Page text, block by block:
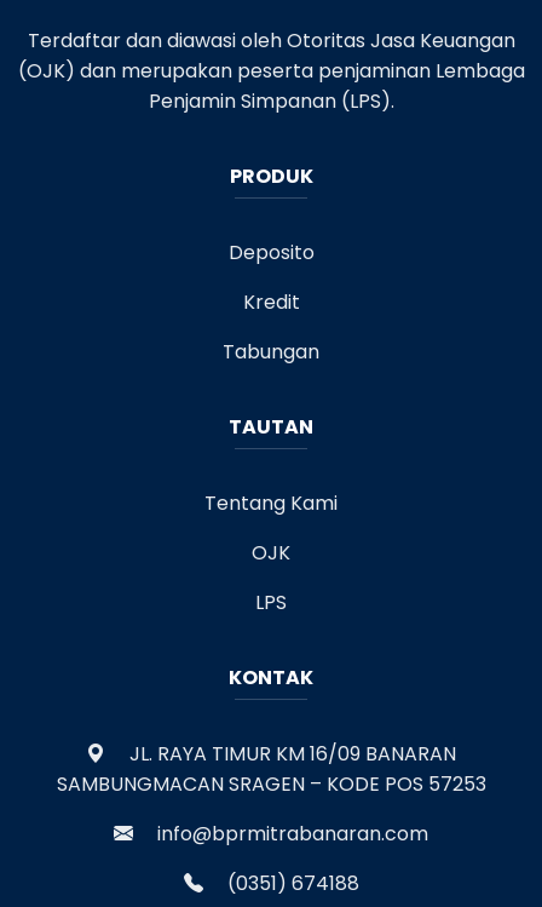
Terdaftar dan diawasi oleh Otoritas Jasa Keuangan
(OJK) dan merupakan peserta penjaminan Lembaga
Penjamin Simpanan (LPS).
PRODUK
Deposito
Kredit
Tabungan
TAUTAN
Tentang Kami
OJK
LPS
KONTAK
JL. RAYA TIMUR KM 16/09 BANARAN
SAMBUNGMACAN SRAGEN – KODE POS 57253
info@bprmitrabanaran.com
(0351) 674188